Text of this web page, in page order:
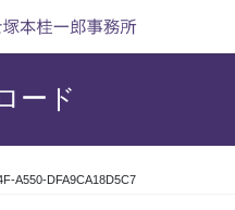
ード
A550-DFA9CA18D5C7